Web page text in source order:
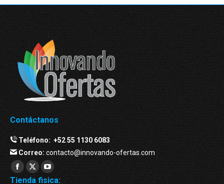
Contáctanos
Teléfono:+52 55 1130 6083
Correo:contacto@innovando-ofertas.com
Facebook
TwitterYouTube
Tienda fisica: